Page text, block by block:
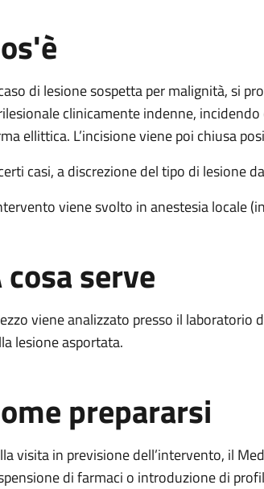
lesione cute
lesione cute
di lesione sospetta per malignità, si
clinicamente indenne,
ellittica. L’incisione viene poi chiusa
casi, a discrezione del tipo di lesione
viene svolto in anestesia locale
cosa serve
viene analizzato presso il
lesione asportata.
prepararsi
visita in previsione dell’intervento, il
di farmaci o introduzione di